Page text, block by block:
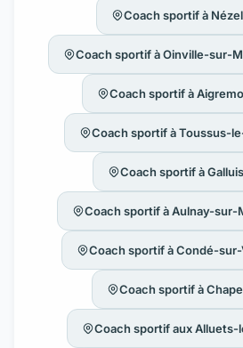
Coach sportif à
Coach sportif à Oinville-sur-
Coach sportif à
Coach sportif à Toussus-
Coach sportif à
Coach sportif à Aulnay-sur-
Coach sportif à Condé-sur-
Coach sportif à
Coach sportif aux Alluets-